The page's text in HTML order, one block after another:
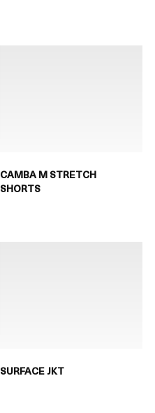
CAMBA M STRETCH
SHORTS
SURFACE JKT